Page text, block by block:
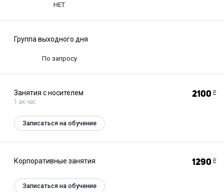
НЕТ
Группа выходного дня
По запросу
Занятия с носителем
1 ак.час
2100 Р
Записаться на обучение
Корпоративные занятия 1290 Р
Записаться на обучение